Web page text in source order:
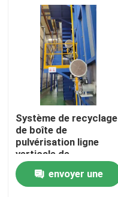
VR Show
Au sujet de nous
Visite d'usine
Contrôle de qualité
Contactez-nous
Système de recyclage
de boîte de
pulvérisation ligne
verticale de
revêtement en poudre
haute performance
pour les profils en
envoyer une